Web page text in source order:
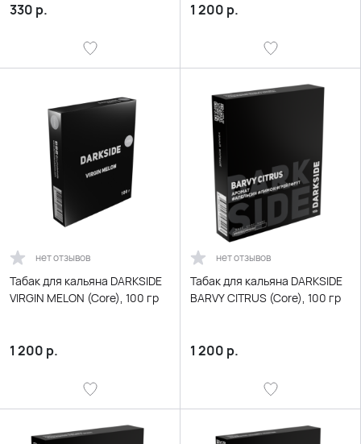
330 р. 1 200 р.
нет отзывов
Табак для кальяна DARKSIDE
VIRGIN MELON (Core), 100 гр
1 200 р.
нет отзывов
Табак для кальяна DARKSIDE
BARVY CITRUS (Core), 100 гр
1 200 р.